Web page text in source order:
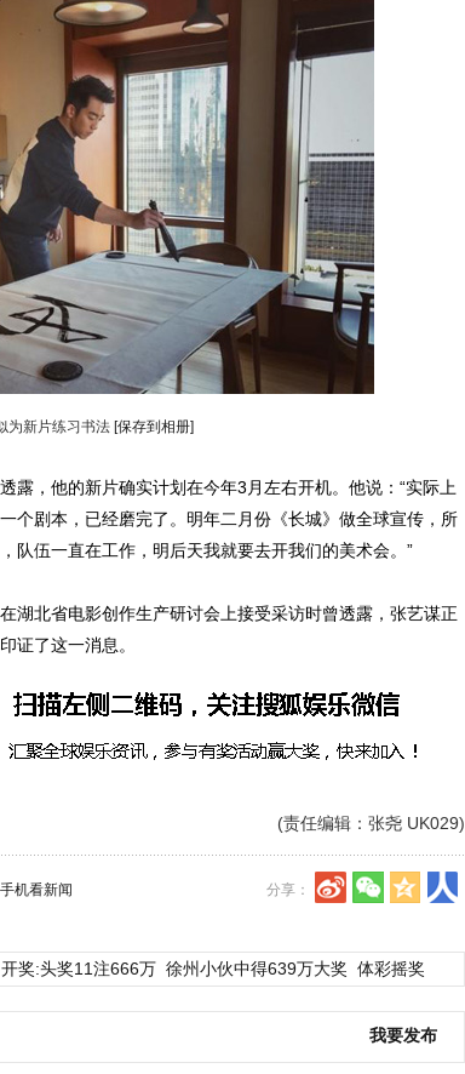
为新片练习书法 [保存到相册]
，他的新片确实计划在今年3月左右开机。他说：“实际上
个剧本，已经磨完了。明年二月份《长城》做全球宣传，所
队伍一直在工作，明后天我就要去开我们的美术会。”
北省电影创作生产研讨会上接受采访时曾透露，张艺谋正
证了这一消息。
(责任编辑：张尧 UK029)
分享：
手机看新闻
奖:头奖11注666万 徐州小伙中得639万大奖 体彩摇奖
我要发布